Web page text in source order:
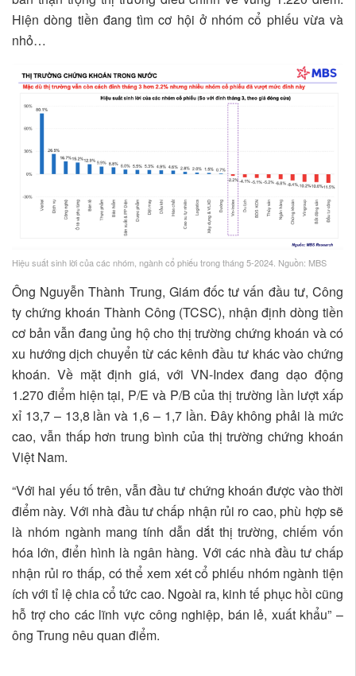
Hiện dòng tiền đang tìm cơ hội ở nhóm cổ phiếu vừa và
nhỏ…
Hiệu suất sinh lời của các nhóm, ngành cổ phiếu trong tháng 5-2024. Nguồn: MBS
Ông Nguyễn Thành Trung, Giám đốc tư vấn đầu tư, Công
ty chứng khoán Thành Công (TCSC), nhận định dòng tiền
cơ bản vẫn đang ủng hộ cho thị trường chứng khoán và có
xu hướng dịch chuyển từ các kênh đầu tư khác vào chứng
khoán. Về mặt định giá, với VN-Index đang dạo động
1.270 điểm hiện tại, P/E và P/B của thị trường lần lượt xấp
xỉ 13,7 – 13,8 lần và 1,6 – 1,7 lần. Đây không phải là mức
cao, vẫn thấp hơn trung bình của thị trường chứng khoán
Việt Nam.
“Với hai yếu tố trên, vẫn đầu tư chứng khoán được vào thời
điểm này. Với nhà đầu tư chấp nhận rủi ro cao, phù hợp sẽ
là nhóm ngành mang tính dẫn dắt thị trường, chiếm vốn
hóa lớn, điển hình là ngân hàng. Với các nhà đầu tư chấp
nhận rủi ro thấp, có thể xem xét cổ phiếu nhóm ngành tiện
ích với tỉ lệ chia cổ tức cao. Ngoài ra, kinh tế phục hồi cũng
hỗ trợ cho các lĩnh vực công nghiệp, bán lẻ, xuất khẩu” –
ông Trung nêu quan điểm.